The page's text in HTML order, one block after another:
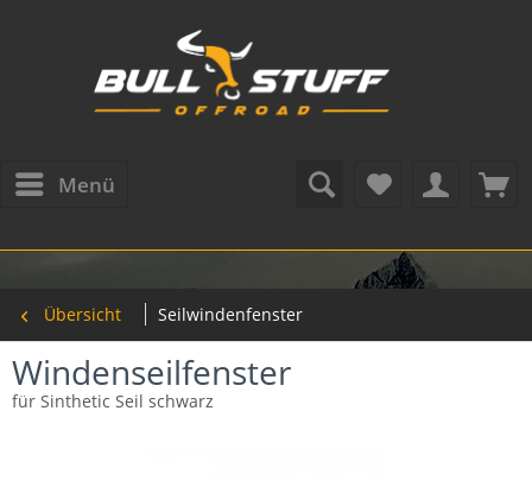
Menü
Übersicht Seilwindenfenster
Windenseilfenster
für Sinthetic Seil schwarz